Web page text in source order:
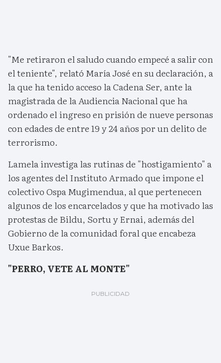
"Me retiraron el saludo cuando empecé a salir con
el teniente", relató María José en su declaración, a
la que ha tenido acceso la Cadena Ser, ante la
magistrada de la Audiencia Nacional que ha
ordenado el ingreso en prisión de nueve personas
con edades de entre 19 y 24 años por un delito de
terrorismo.
Lamela investiga las rutinas de "hostigamiento" a
los agentes del Instituto Armado que impone el
colectivo Ospa Mugimendua, al que pertenecen
algunos de los encarcelados y que ha motivado las
protestas de Bildu, Sortu y Ernai, además del
Gobierno de la comunidad foral que encabeza
Uxue Barkos.
"PERRO, VETE AL MONTE"